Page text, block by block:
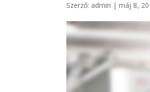
Szerző: admin |máj 8,